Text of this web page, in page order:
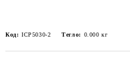
Код: ICP5030-2 Тегло: 0.000 кг